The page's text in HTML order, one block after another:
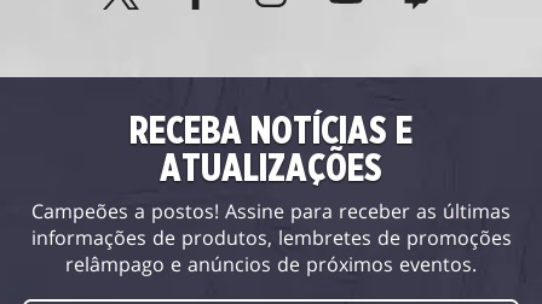
RECEBA NOTÍCIAS E
ATUALIZAÇÕES
Campeões a postos! Assine para receber as últimas
informações de produtos, lembretes de promoções
relâmpago e anúncios de próximos eventos.